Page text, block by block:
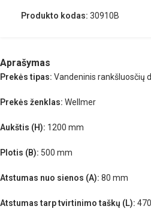
Produkto kodas: 30910B
Aprašymas
Prekės tipas: Vandeninis rankšluosčių
Prekės ženklas: Wellmer
Aukštis (H): 1200 mm
Plotis (B): 500 mm
Atstumas nuo sienos (A): 80 mm
Atstumas tarp tvirtinimo taškų (L):